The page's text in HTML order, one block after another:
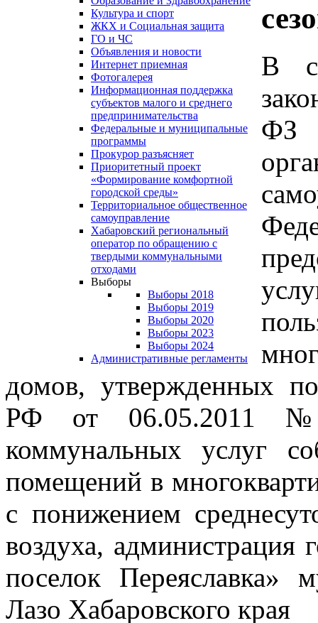
Культура и спорт
ЖКХ и Социальная защита
ГО и ЧС
Объявления и новости
Интернет приемная
Фотогалерея
Информационная поддержка
субъектов малого и среднего
предпринимательства
Федеральные и муниципальные
программы
Прокурор разъясняет
Приоритетный проект
«Формирование комфортной
городской среды»
Территориальное общественное
самоуправление
Хабаровский региональный
оператор по обращению с
твердыми коммунальными
отходами
Выборы
Выборы 2018
Выборы 2019
Выборы 2020
Выборы 2023
Выборы 2024
Административные регламенты
В
ФЗ
домов, утвержденных
РФ от 06.05.2011 №
коммунальных услуг
помещений в
с понижением
воздуха, администрация
поселок Переяславка»
Лазо Хабаровского края